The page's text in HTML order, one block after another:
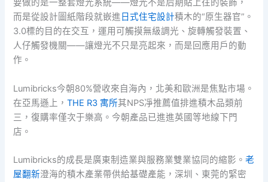
要做的是一整套燈光系統——燈光不是后期貼上往的裝飾，
而是從設計圖紙階段就嵌進 日式住宅設計積木的“原生器官”。
3.0標的目的在交互，運用可觸摸無級調光、旋轉觸發裝置、
人仔觸發機關——讓燈光不只是亮起來，而是回應用戶的動
作。
Lumibricks今朝80%營收來自海內，北美和歐洲是焦點市場。
在亞馬遜上，THE R3 寓所其NPS凈推薦值排進積木品類前
三，復購率僅次于樂高。今朝產品已進進英國等地線下門
店。
Lumibricks的成長是廣東制造業與服務業雙業協同的縮影。老
屋翻新澄海的積木產業帶供給基礎產能，深圳、東莞的緊密